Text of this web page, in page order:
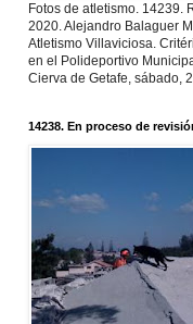
Fotos de atletismo. 14239.
2020. Alejandro Balaguer
Atletismo Villaviciosa.
en el Polideportivo
Cierva de Getafe, sábado,
14238. En proceso de